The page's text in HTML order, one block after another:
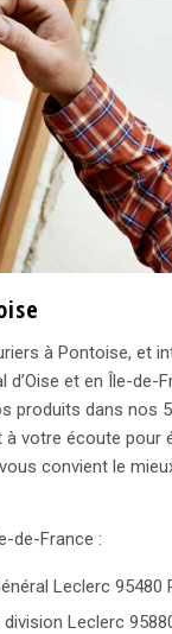
à Pontoise, et
d’Oise et en Île-de-
produits dans nos
votre écoute pour
convient le
de-France :
Leclerc 95480
Leclerc